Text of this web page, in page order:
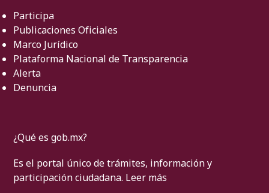
Participa
Publicaciones Oficiales
Marco Jurídico
Plataforma Nacional de Transparencia
Alerta
Denuncia
¿Qué es gob.mx?
Es el portal único de trámites, información y
participación ciudadana. Leer más